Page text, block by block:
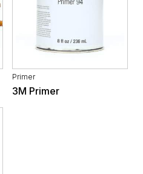
Primer
3M Primer